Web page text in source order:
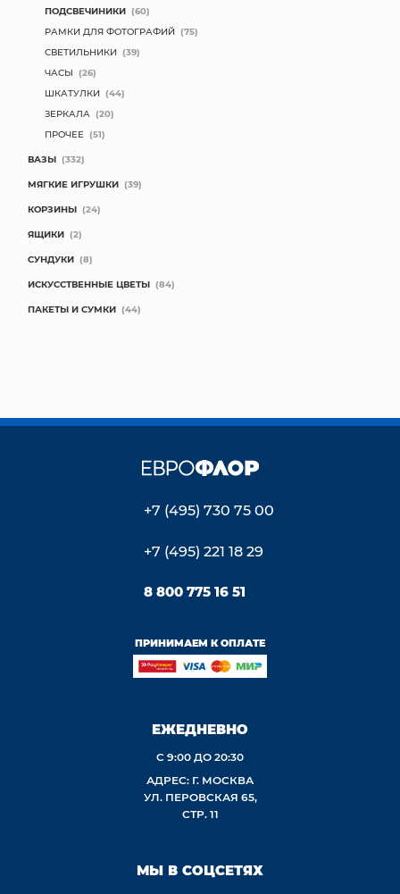
ПОДСВЕЧИНИКИ (60)
РАМКИ ДЛЯ ФОТОГРАФИЙ (75)
СВЕТИЛЬНИКИ (39)
ЧАСЫ (26)
ШКАТУЛКИ (44)
ЗЕРКАЛА (20)
ПРОЧЕЕ (51)
ВАЗЫ (332)
МЯГКИЕ ИГРУШКИ (39)
КОРЗИНЫ (24)
ЯЩИКИ (2)
СУНДУКИ (8)
ИСКУССТВЕННЫЕ ЦВЕТЫ (84)
ПАКЕТЫ И СУМКИ (44)
+7 (495) 730 75 00
+7 (495) 221 18 29
8 800 775 16 51
ПРИНИМАЕМ К ОПЛАТЕ
ЕЖЕДНЕВНО
С 9:00 ДО 20:30
АДРЕС: Г. МОСКВА
УЛ. ПЕРОВСКАЯ 65,
СТР. 11
МЫ В СОЦСЕТЯХ